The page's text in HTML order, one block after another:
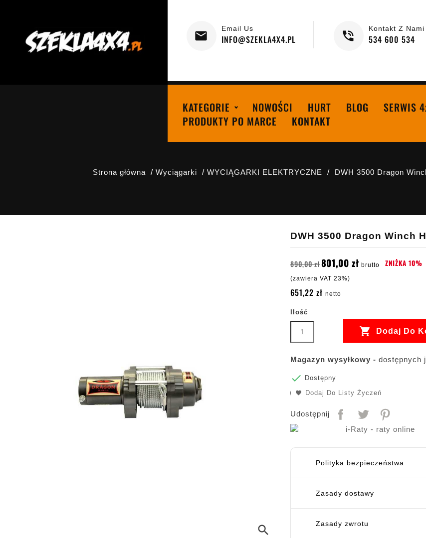
Kontakt Z Nami
534 600 534
Email Us
INFO@SZEKLA4X4.PL
KATEGORIE NOWOŚCI HURT BLOG
SERWIS
PRODUKTY PO MARCE
KONTAKT
Strona główna Wyciągarki WYCIĄGARKI ELEKTRYCZNE DWH 3500 Dragon
search
DWH 3500 Dragon Winch
890,00 zł801,00 zł brutto ZNIŻKA 10%
(zawiera VAT 23%)
651,22 zł netto
Ilość
 Dodaj Do
Magazyn wysyłkowy - dostępnych

Dostępny
Dodaj Do Listy Życzeń
Udostępnij
Polityka bezpieczeństwa
Zasady dostawy
Zasady zwrotu